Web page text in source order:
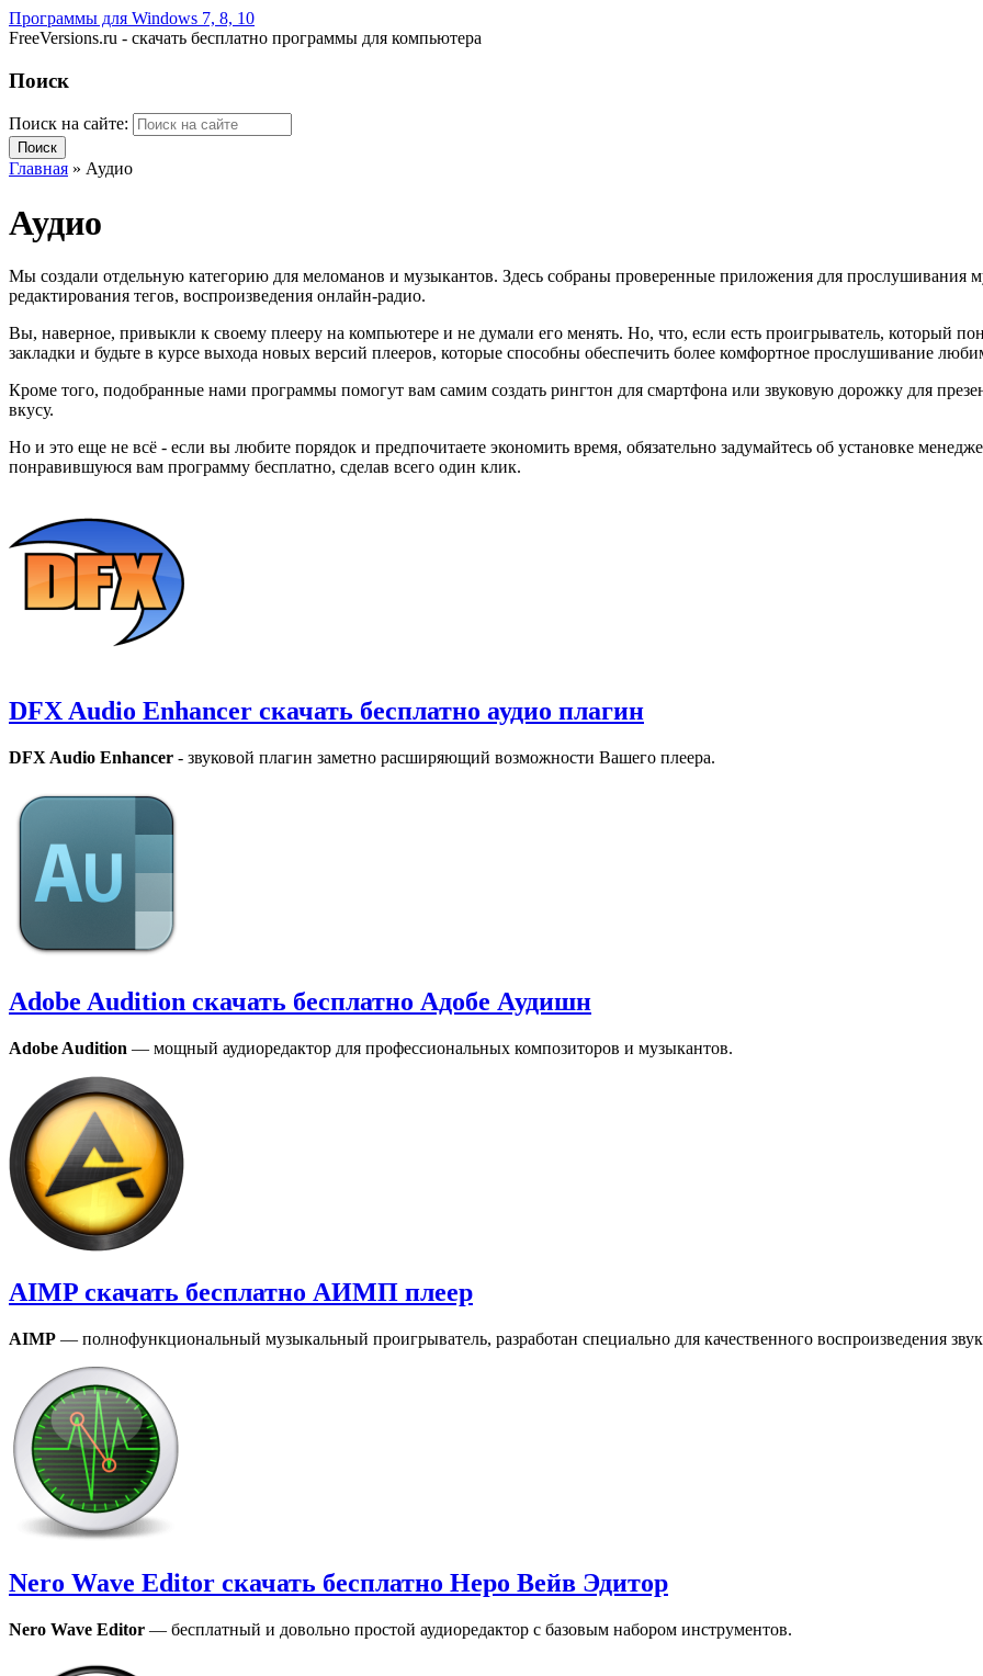
Программы для Windows 7, 8, 10
FreeVersions.ru - скачать бесплатно программы для компьютера
Поиск
Поиск на сайте:
Главная » Аудио
Аудио
Мы создали отдельную категорию для меломанов и музыкантов. Здесь собраны проверенные приложения для прослушивания
редактирования тегов, воспроизведения онлайн-радио.
Вы, наверное, привыкли к своему плееру на компьютере и не думали его менять. Но, что, если есть проигрыватель, который
закладки и будьте в курсе выхода новых версий плееров, которые способны обеспечить более комфортное прослушивание
Кроме того, подобранные нами программы помогут вам самим создать рингтон для смартфона или звуковую дорожку для
вкусу.
Но и это еще не всё - если вы любите порядок и предпочитаете экономить время, обязательно задумайтесь об установке
понравившуюся вам программу бесплатно, сделав всего один клик.
DFX Audio Enhancer скачать бесплатно аудио плагин
DFX Audio Enhancer - звуковой плагин заметно расширяющий возможности Вашего плеера.
Adobe Audition скачать бесплатно Адобе Аудишн
Adobe Audition — мощный аудиоредактор для профессиональных композиторов и музыкантов.
AIMP скачать бесплатно АИМП плеер
AIMP — полнофункциональный музыкальный проигрыватель, разработан специально для качественного воспроизведения
Nero Wave Editor скачать бесплатно Неро Вейв Эдитор
Nero Wave Editor — бесплатный и довольно простой аудиоредактор с базовым набором инструментов.